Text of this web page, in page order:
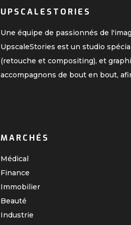
UPSCALESTORIES
Une équipe de passionnés de
UpscaleStories est un studio
(retouche et compositing), et
accompagnons de bout en bout,
MARCHÉS
Médical
Finance
Immobilier
Beauté
Industrie